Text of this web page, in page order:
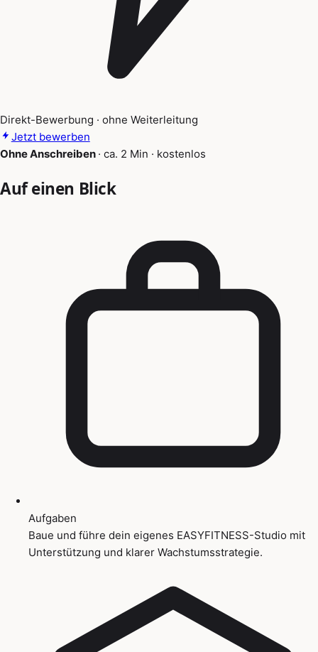
Direkt-Bewerbung · ohne Weiterleitung
Jetzt bewerben
Ohne Anschreiben · ca. 2 Min · kostenlos
Auf einen Blick
Aufgaben
Baue und führe dein eigenes EASYFITNESS-Studio mit
Unterstützung und klarer Wachstumsstrategie.